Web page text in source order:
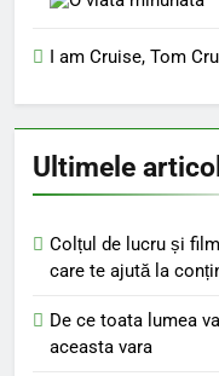
I am Cruise, Tom
Ultimele
Colțul de lucru și
care te ajută la
De ce toata lumea
aceasta vara